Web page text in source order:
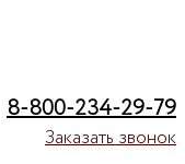
8-800-234-29-79
Заказать звонок